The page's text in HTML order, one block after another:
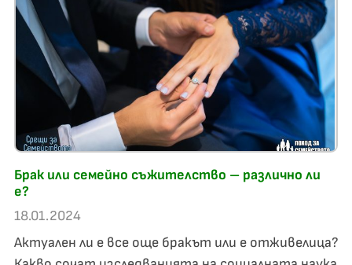
Брак или семейно съжителство – различно ли
е?
18.01.2024
Актуален ли е все още бракът или е отживелица?